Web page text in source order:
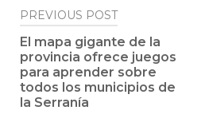
Post
navigation
PREVIOUS POST
El mapa gigante de la
provincia ofrece juegos
para aprender sobre
todos los municipios de
la Serranía